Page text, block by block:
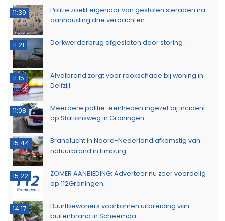
11:39
Politie zoekt eigenaar van gestolen sieraden na
aanhouding drie verdachten
11:21 Dorkwerderbrug afgesloten door storing
11:15
Afvalbrand zorgt voor rookschade bij woning in
Delfzijl
11:08
Meerdere politie-eenheden ingezet bij incident
op Stationsweg in Groningen
15:44
Brandlucht in Noord-Nederland afkomstig van
natuurbrand in Limburg
15:22
ZOMER AANBIEDING: Adverteer nu zeer voordelig
op 112Groningen
14:17
Buurtbewoners voorkomen uitbreiding van
buitenbrand in Scheemda